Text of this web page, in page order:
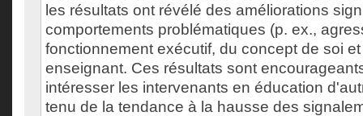
les résultats ont révélé des améliorations
comportements problématiques (p. ex.,
fonctionnement exécutif, du concept de soi
enseignant. Ces résultats sont
intéresser les intervenants en éducation
tenu de la tendance à la hausse des